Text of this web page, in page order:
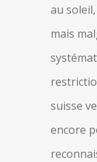
au
mais
suisse
encore